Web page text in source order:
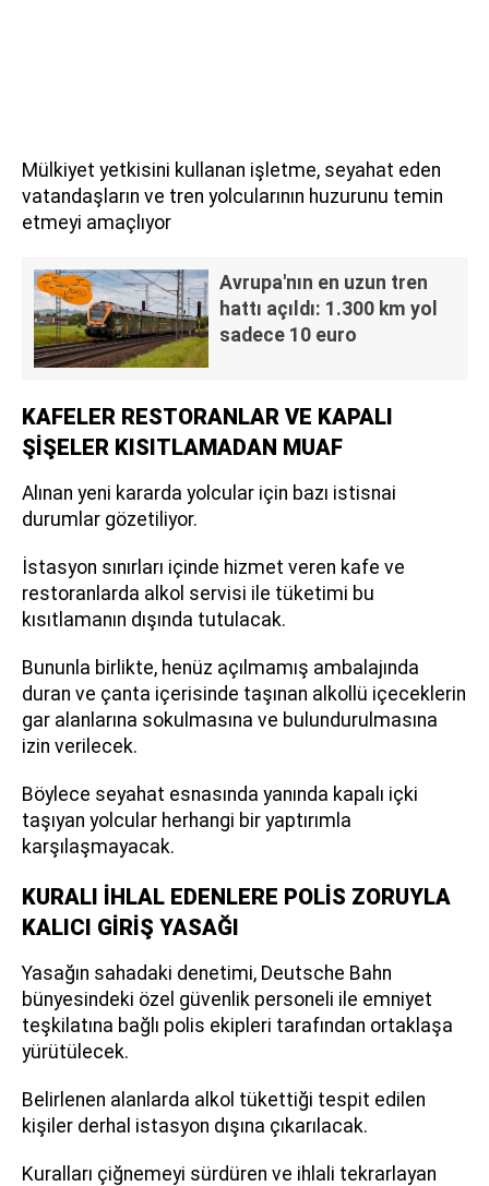
Mülkiyet yetkisini kullanan işletme, seyahat eden
vatandaşların ve tren yolcularının huzurunu temin
etmeyi amaçlıyor
Avrupa'nın en uzun tren
hattı açıldı: 1.300 km yol
sadece 10 euro
KAFELER RESTORANLAR VE KAPALI
ŞİŞELER KISITLAMADAN MUAF
Alınan yeni kararda yolcular için bazı istisnai
durumlar gözetiliyor.
İstasyon sınırları içinde hizmet veren kafe ve
restoranlarda alkol servisi ile tüketimi bu
kısıtlamanın dışında tutulacak.
Bununla birlikte, henüz açılmamış ambalajında
duran ve çanta içerisinde taşınan alkollü içeceklerin
gar alanlarına sokulmasına ve bulundurulmasına
izin verilecek.
Böylece seyahat esnasında yanında kapalı içki
taşıyan yolcular herhangi bir yaptırımla
karşılaşmayacak.
KURALI İHLAL EDENLERE POLİS ZORUYLA
KALICI GİRİŞ YASAĞI
Yasağın sahadaki denetimi, Deutsche Bahn
bünyesindeki özel güvenlik personeli ile emniyet
teşkilatına bağlı polis ekipleri tarafından ortaklaşa
yürütülecek.
Belirlenen alanlarda alkol tükettiği tespit edilen
kişiler derhal istasyon dışına çıkarılacak.
Kuralları çiğnemeyi sürdüren ve ihlali tekrarlayan